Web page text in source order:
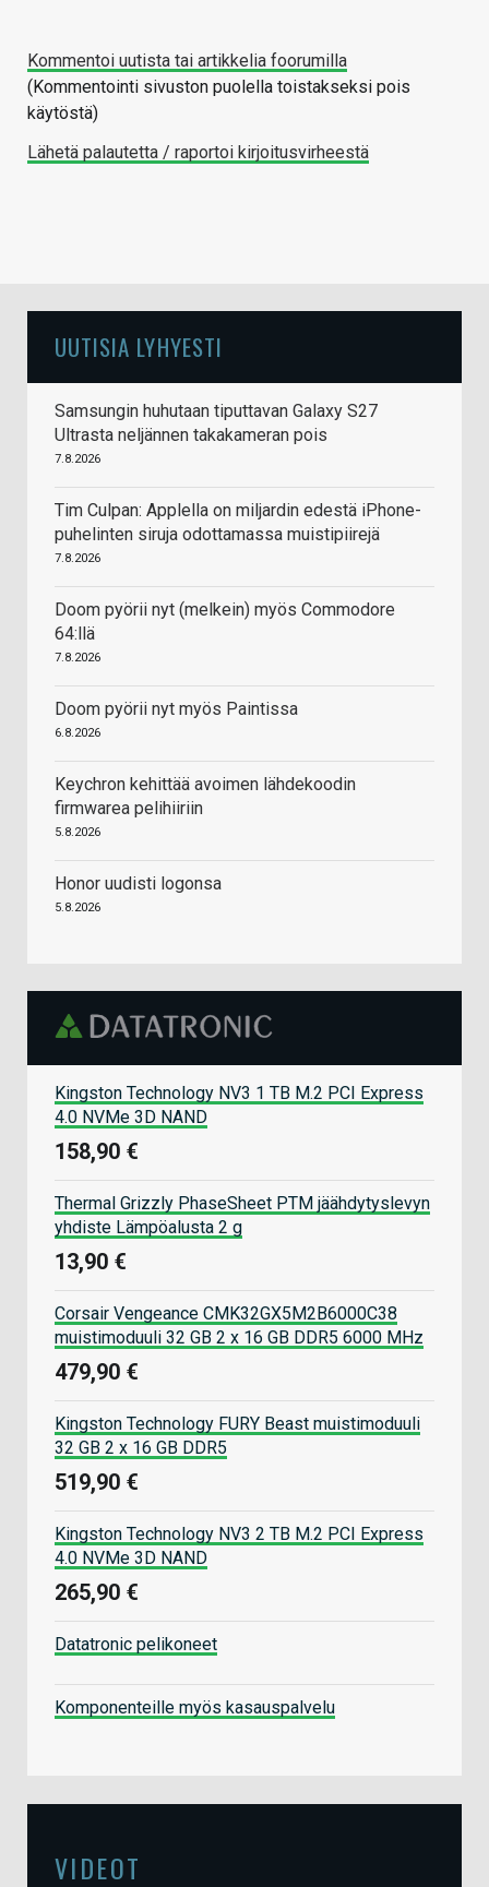
Kommentoi uutista tai artikkelia foorumilla
(Kommentointi sivuston puolella toistakseksi pois
käytöstä)
Lähetä palautetta / raportoi kirjoitusvirheestä
UUTISIA LYHYESTI
Samsungin huhutaan tiputtavan Galaxy S27
Ultrasta neljännen takakameran pois
7.8.2026
Tim Culpan: Applella on miljardin edestä iPhone-
puhelinten siruja odottamassa muistipiirejä
7.8.2026
Doom pyörii nyt (melkein) myös Commodore
64:llä
7.8.2026
Doom pyörii nyt myös Paintissa
6.8.2026
Keychron kehittää avoimen lähdekoodin
firmwarea pelihiiriin
5.8.2026
Honor uudisti logonsa
5.8.2026
Kingston Technology NV3 1 TB M.2 PCI Express
4.0 NVMe 3D NAND
158,90 €
Thermal Grizzly PhaseSheet PTM jäähdytyslevyn
yhdiste Lämpöalusta 2 g
13,90 €
Corsair Vengeance CMK32GX5M2B6000C38
muistimoduuli 32 GB 2 x 16 GB DDR5 6000 MHz
479,90 €
Kingston Technology FURY Beast muistimoduuli
32 GB 2 x 16 GB DDR5
519,90 €
Kingston Technology NV3 2 TB M.2 PCI Express
4.0 NVMe 3D NAND
265,90 €
Datatronic pelikoneet
Komponenteille myös kasauspalvelu
VIDEOT